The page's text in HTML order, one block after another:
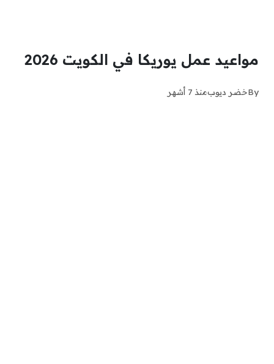
مواعيد عمل يوريكا في الكويت 2026
Byخضر ديوبمنذ 7 أشهر